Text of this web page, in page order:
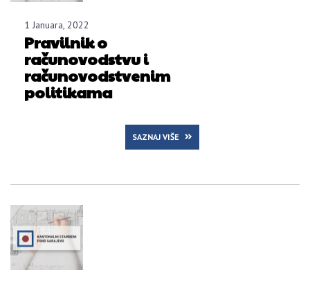
1 Januara, 2022
Pravilnik o
računovodstvu i
računovodstvenim
politikama
SAZNAJ VIŠE